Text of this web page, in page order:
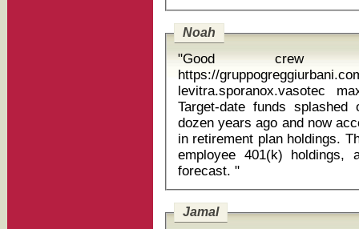
Noah
"Good
https://
levitra.sporanox.vasotec
Target-date funds
dozen years ago and now
in retirement plan holdings.
employee 401(k) holdings,
forecast. "
Jamal